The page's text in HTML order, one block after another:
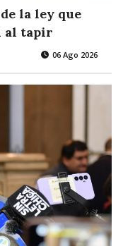
la ley que
al tapir
06 Ago 2026